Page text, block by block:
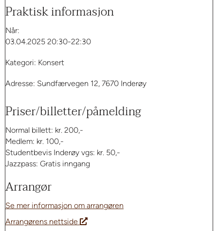
Praktisk informasjon
Når:
03.04.2025 20:30-22:30
Kategori: Konsert
Adresse: Sundfærvegen 12, 7670 Inderøy
Priser/billetter/påmelding
Normal billett: kr. 200,-
Medlem: kr. 100,-
Studentbevis Inderøy vgs: kr. 50,-
Jazzpass: Gratis inngang
Arrangør
Se mer informasjon om arrangøren
Arrangørens nettside